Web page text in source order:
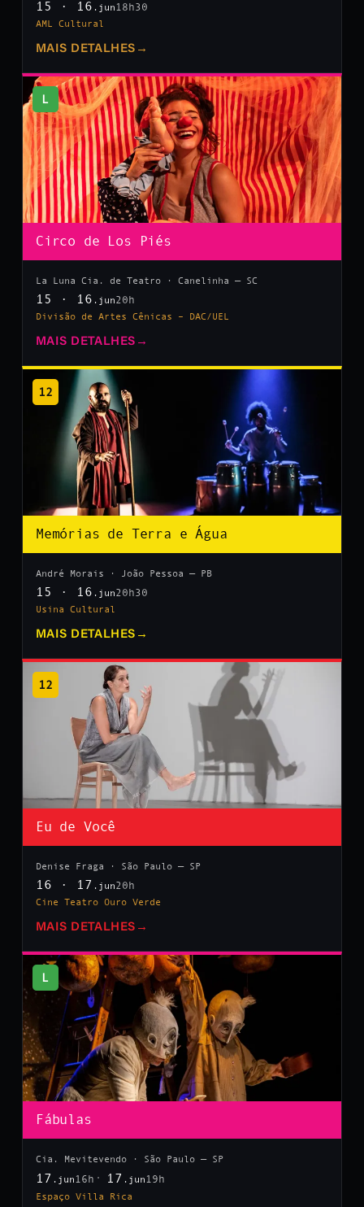
15 · 16 .jun 18h30
AML Cultural
MAIS DETALHES →
L
Circo de Los Piés
La Luna Cia. de Teatro · Canelinha — SC
15 · 16 .jun20h
Divisão de Artes Cênicas – DAC/UEL
MAIS DETALHES →
12
Memórias de Terra e Água
André Morais · João Pessoa — PB
15 · 16 .jun20h30
Usina Cultural
MAIS DETALHES →
12
Eu de Você
Denise Fraga · São Paulo — SP
16 · 17 .jun20h
Cine Teatro Ouro Verde
MAIS DETALHES →
L
Fábulas
Cia. Mevitevendo · São Paulo — SP
17 .jun 16h 17 .jun 19h
Espaço Villa Rica